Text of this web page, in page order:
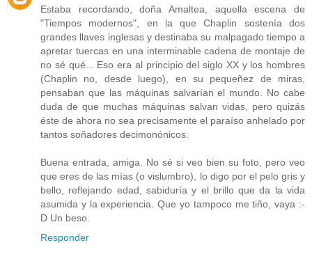
Estaba recordando, doña Amaltea, aquella escena de
"Tiempos modernos", en la que Chaplin sostenía dos
grandes llaves inglesas y destinaba su malpagado tiempo a
apretar tuercas en una interminable cadena de montaje de
no sé qué... Eso era al principio del siglo XX y los hombres
(Chaplin no, desde luego), en su pequeñez de miras,
pensaban que las máquinas salvarían el mundo. No cabe
duda de que muchas máquinas salvan vidas, pero quizás
éste de ahora no sea precisamente el paraíso anhelado por
tantos soñadores decimonónicos.
Buena entrada, amiga. No sé si veo bien su foto, pero veo
que eres de las mías (o vislumbro), lo digo por el pelo gris y
bello, reflejando edad, sabiduría y el brillo que da la vida
asumida y la experiencia. Que yo tampoco me tiño, vaya :-
D Un beso.
Responder